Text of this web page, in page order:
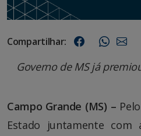
Compartilhar:
Governo de MS já
Campo Grande (MS) –
Estado juntamente com